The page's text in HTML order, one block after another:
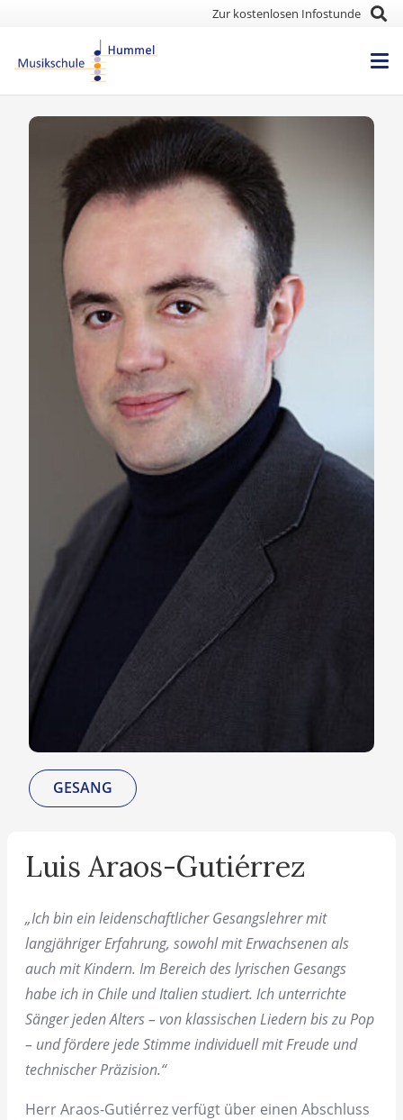
Zur kostenlosen Infostunde
Luis Araos-Gutiérrez
„Ich bin ein leidenschaftlicher Gesangslehrer mit
langjähriger Erfahrung, sowohl mit Erwachsenen als
auch mit Kindern. Im Bereich des lyrischen Gesangs
habe ich in Chile und Italien studiert. Ich unterrichte
Sänger jeden Alters – von klassischen Liedern bis zu Pop
– und fördere jede Stimme individuell mit Freude und
technischer Präzision.“
Herr Araos-Gutiérrez verfügt über einen Abschluss
GESANG